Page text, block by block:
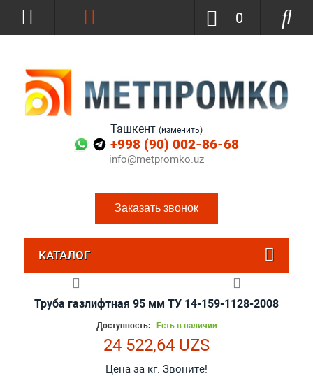
Ташкент (изменить)
+998 (90) 002-86-68
info@metpromko.uz
Заказать звонок
0
КАТАЛОГ
Труба газлифтная 95 мм ТУ 14-159-1128-2008
Доступность: Есть в наличии
24 522,64 UZS
Цена за кг. Звоните!